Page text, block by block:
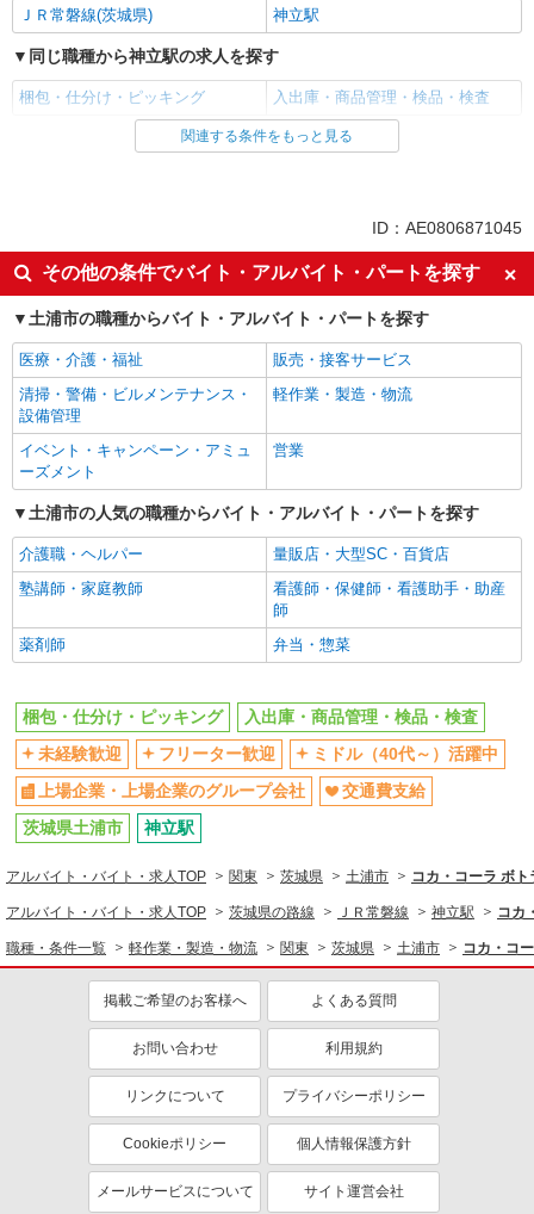
ＪＲ常磐線(茨城県) 神立駅
同じ職種から神立駅の求人を探す
梱包・仕分け・ピッキング 入出庫・商品管理・検品・検査
同じ雇用形態から神立駅の求人を探す
未経験歓迎
フリーター歓迎
ミドル（40代～）活躍中
上場企業・上場企業のグループ会
社
交通費支給
同じ職種から求人を探す
軽作業・製造・物流
梱包・仕分け・ピッキング
同じ特徴から求人を探す
未経験歓迎
ミドル（40代～）活躍中
上場企業・上場企業のグループ会
交通費支給
関連する条件をもっと見る
ID：AE0806871045
その他の条件でバイト・アルバイト・パートを探す
土浦市の職種からバイト・アルバイト・パートを探す
医療・介護・福祉
販売・接客サービス
清掃・警備・ビルメンテナンス・
設備管理
軽作業・製造・物流
イベント・キャンペーン・アミュ
ーズメント
営業
土浦市の人気の職種からバイト・アルバイト・パートを探す
介護職・ヘルパー
量販店・大型SC・百貨店
塾講師・家庭教師
看護師・保健師・看護助手・助産
師
薬剤師
弁当・惣菜
梱包・仕分け・ピッキング
入出庫・商品管理・検品・検査
未経験歓迎
フリーター歓迎
ミドル（40代～）活躍中
上場企業・上場企業のグループ会社
交通費支給
茨城県土浦市
神立駅
アルバイト・バイト・求人TOP 関東 茨城県 土浦市 コカ・コーラ ボ
アルバイト・バイト・求人TOP 茨城県の路線 ＪＲ常磐線 神立駅 コカ
職種・条件一覧 軽作業・製造・物流 関東 茨城県 土浦市 コカ・コ
掲載ご希望のお客様へ よくある質問
お問い合わせ 利用規約
リンクについて プライバシーポリシー
Cookieポリシー 個人情報保護方針
メールサービスについて サイト運営会社